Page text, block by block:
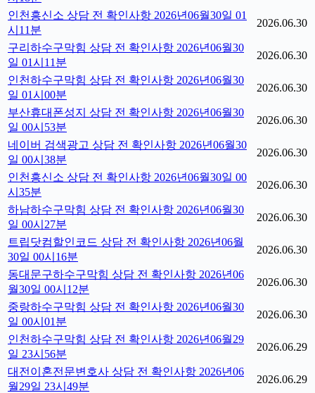
인천흥신소 상담 전 확인사항 2026년06월30일 01
시11분
2026.06.30
구리하수구막힘 상담 전 확인사항 2026년06월30
일 01시11분
2026.06.30
인천하수구막힘 상담 전 확인사항 2026년06월30
일 01시00분
2026.06.30
부산휴대폰성지 상담 전 확인사항 2026년06월30
일 00시53분
2026.06.30
네이버 검색광고 상담 전 확인사항 2026년06월30
일 00시38분
2026.06.30
인천흥신소 상담 전 확인사항 2026년06월30일 00
시35분
2026.06.30
하남하수구막힘 상담 전 확인사항 2026년06월30
일 00시27분
2026.06.30
트립닷컴할인코드 상담 전 확인사항 2026년06월
30일 00시16분
2026.06.30
동대문구하수구막힘 상담 전 확인사항 2026년06
월30일 00시12분
2026.06.30
중랑하수구막힘 상담 전 확인사항 2026년06월30
일 00시01분
2026.06.30
인천하수구막힘 상담 전 확인사항 2026년06월29
일 23시56분
2026.06.29
대전이혼전문변호사 상담 전 확인사항 2026년06
월29일 23시49분
2026.06.29